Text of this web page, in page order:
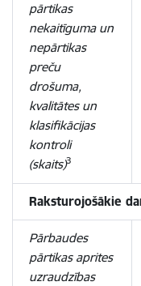
pārtikas
nekaitīguma un
nepārtikas
preču
drošuma,
kvalitātes un
klasifikācijas
kontroli
(skaits)3
Raksturojošākie
Pārbaudes
pārtikas aprites
uzraudzības